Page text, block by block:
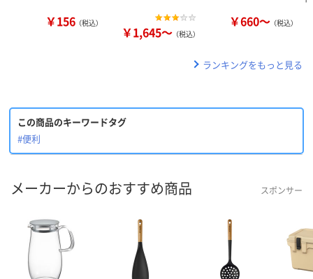
￥156 （税込）
￥1,645～ （税込）
￥660～ （税込）
ランキングをもっと見る
この商品のキーワードタグ
#便利
メーカーからのおすすめ商品 スポンサー